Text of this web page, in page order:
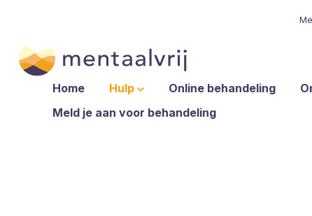
Home Hulp Online behandeling
Meld je aan voor behandeling